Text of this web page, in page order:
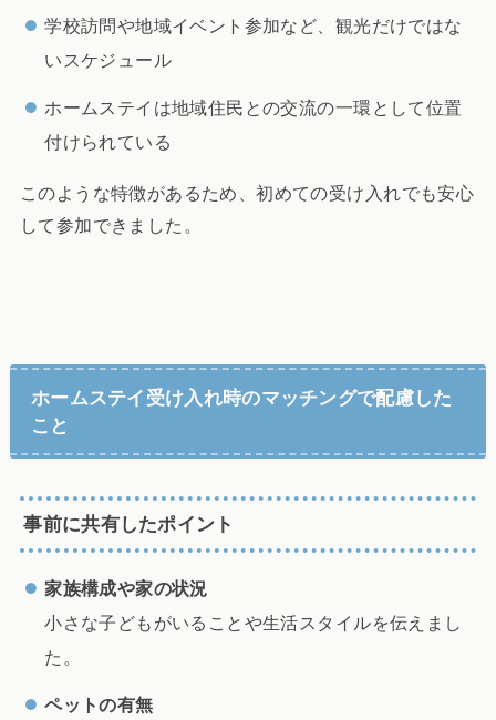
学校訪問や地域イベント参加など、観光だけではな
いスケジュール
ホームステイは地域住民との交流の一環として位置
付けられている
このような特徴があるため、初めての受け入れでも安心
して参加できました。
ホームステイ受け入れ時のマッチングで配慮した
こと
事前に共有したポイント
家族構成や家の状況
小さな子どもがいることや生活スタイルを伝えまし
た。
ペットの有無